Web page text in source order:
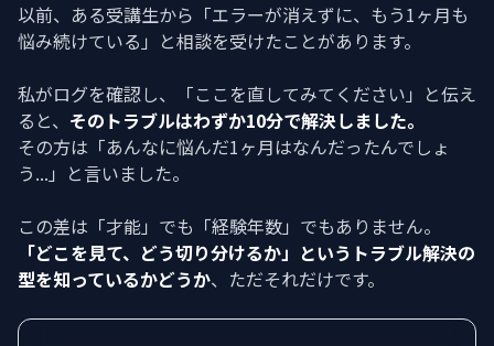
以前、ある受講生から「エラーが消えずに、もう1ヶ月も
悩み続けている」と相談を受けたことがあります。
私がログを確認し、「ここを直してみてください」と伝え
ると、 そのトラブルはわずか10分で解決しました。
その方は「あんなに悩んだ1ヶ月はなんだったんでしょ
う...」と言いました。
この差は「才能」でも「経験年数」でもありません。
「どこを見て、どう切り分けるか」というトラブル解決の
型を知っているかどうか、ただそれだけです。